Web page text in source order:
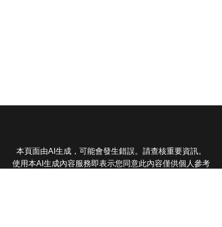
本頁面由AI生成，可能會發生錯誤。請查核重要資訊。
使用本AI生成內容服務即表示您同意此內容僅供個人參考